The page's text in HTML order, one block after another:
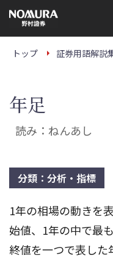
の
ー
トップ 証券用語解説
年足
読み：ねんあし
分類：分析・指標
1年の相場の動きを
始値、1年の中で最
終値を一つで表した